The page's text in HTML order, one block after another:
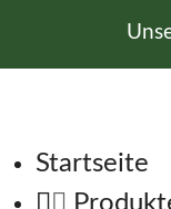
Navigation
Startseite